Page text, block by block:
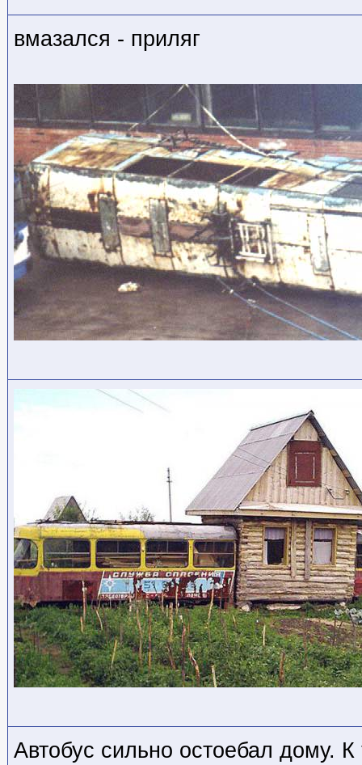
вмазался - приляг
Автобус сильно остоебал дому.